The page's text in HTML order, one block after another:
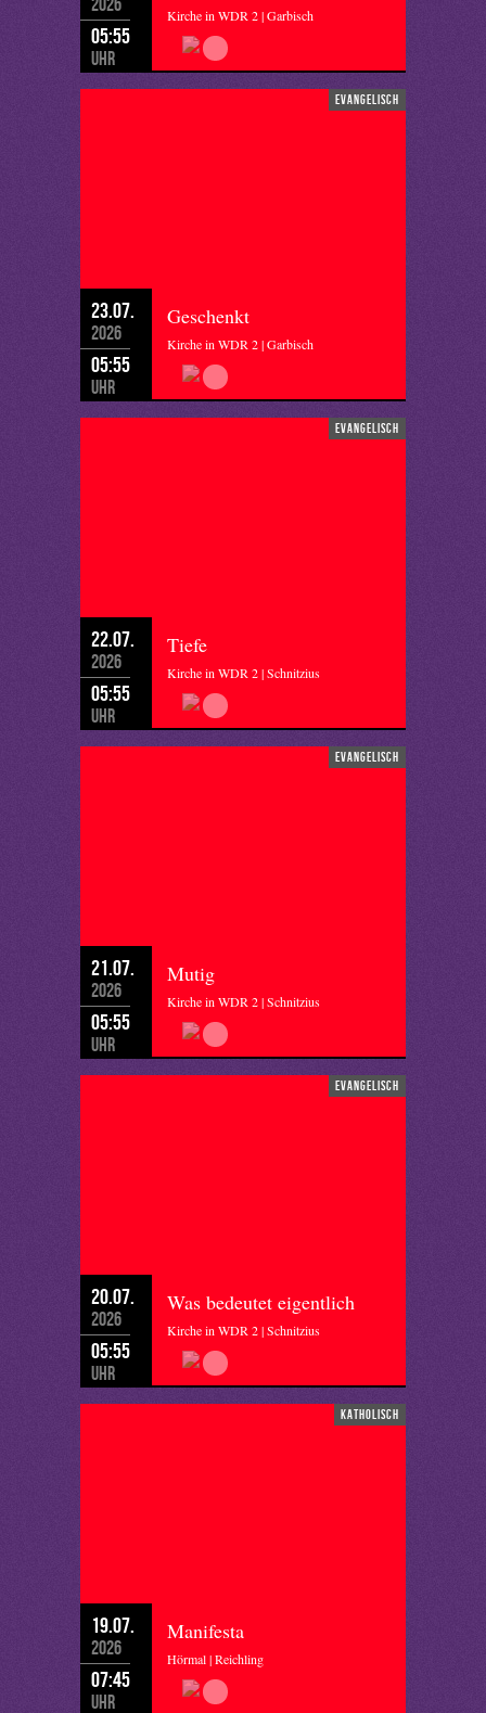
05:55
Uhr
Kirche in WDR 2 | Garbisch
evangelisch
23.07.
2026
05:55
Uhr
Geschenkt
Kirche in WDR 2 | Garbisch
evangelisch
22.07.
2026
05:55
Uhr
Tiefe
Kirche in WDR 2 | Schnitzius
evangelisch
21.07.
2026
05:55
Uhr
Mutig
Kirche in WDR 2 | Schnitzius
evangelisch
20.07.
2026
05:55
Uhr
Was bedeutet eigentlich
Kirche in WDR 2 | Schnitzius
katholisch
19.07.
2026
07:45
Uhr
Manifesta
Hörmal | Reichling